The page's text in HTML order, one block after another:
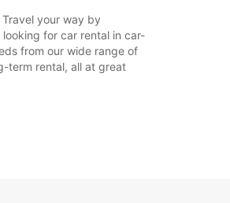
your way by
for car rental in car-
from our wide range of
term rental, all at great